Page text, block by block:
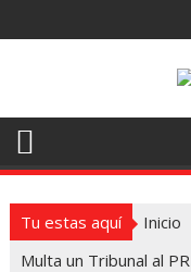
al
Tu estas aquí Inicio
Multa un Tribunal al